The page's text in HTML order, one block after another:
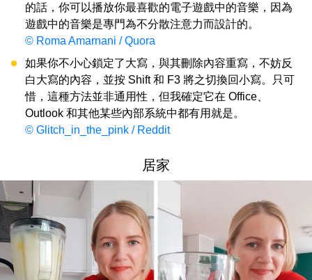
的話，你可以播放你最喜歡的電子遊戲中的音樂，因為
遊戲中的音樂是專門為不分散注意力而設計的。
© Roma Amarnani / Quora
如果你不小心鎖定了大寫，與其刪除內容重寫，不妨反
白大寫的內容，並按 Shift 和 F3 將之切換回小寫。只可
惜，這種方法並非通用性，但我確定它在 Office、
Outlook 和其他某些內部系統中都有用就是。
© Glitch_in_the_pink / Reddit
居家